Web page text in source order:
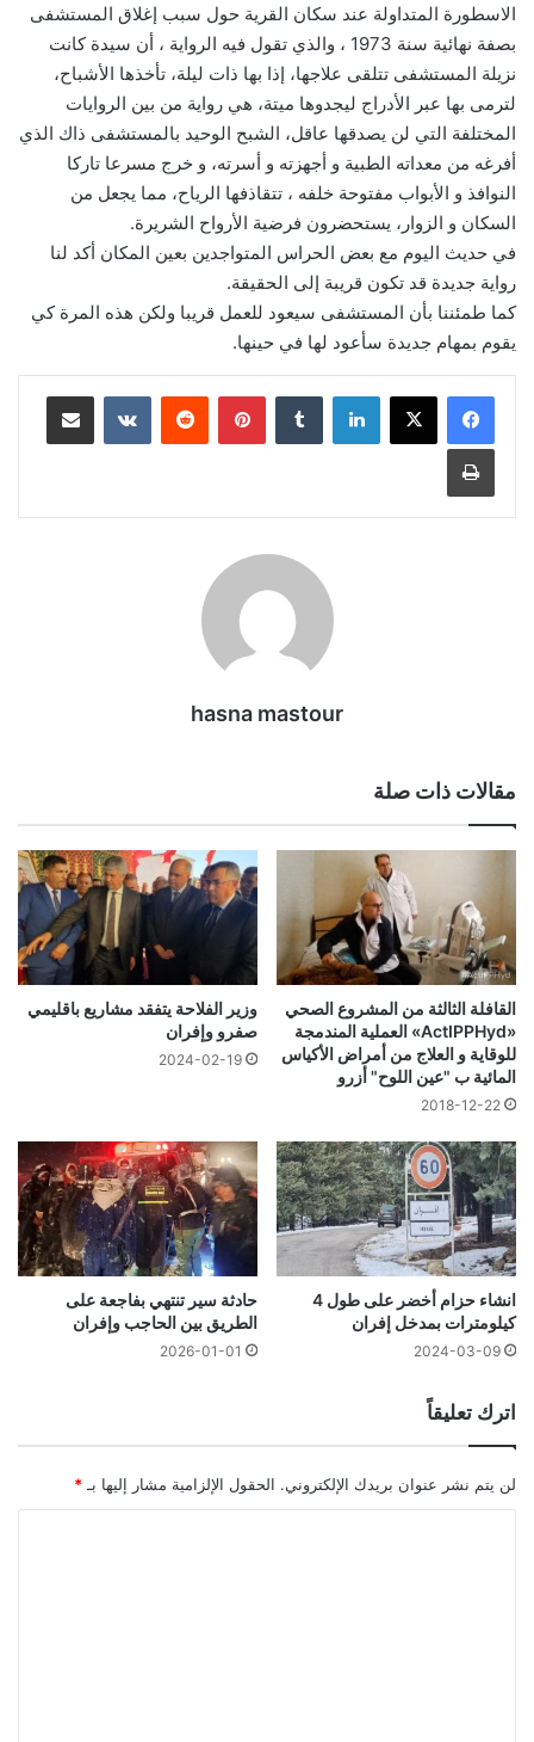
الاسطورة المتداولة عند سكان القرية حول سبب إغلاق المستشفى
بصفة نهائية سنة 1973 ، والذي تقول فيه الرواية ، أن سيدة كانت
نزيلة المستشفى تتلقى علاجها، إذا بها ذات ليلة، تأخذها الأشباح،
لترمى بها عبر الأدراج ليجدوها ميتة، هي رواية من بين الروايات
المختلفة التي لن يصدقها عاقل، الشبح الوحيد بالمستشفى ذاك الذي
أفرغه من معداته الطبية و أجهزته و أسرته، و خرج مسرعا تاركا
النوافذ و الأبواب مفتوحة خلفه ، تتقاذفها الرياح، مما يجعل من
السكان و الزوار، يستحضرون فرضية الأرواح الشريرة.
في حديث اليوم مع بعض الحراس المتواجدين بعين المكان أكد لنا
رواية جديدة قد تكون قريبة إلى الحقيقة.
كما طمئننا بأن المستشفى سيعود للعمل قريبا ولكن هذه المرة كي
يقوم بمهام جديدة سأعود لها في حينها.
لينكدإن بينتيريست مشاركة عبر البريد
طباعة
hasna mastour
مقالات ذات صلة
القافلة الثالثة من المشروع الصحي
«ActIPPHyd» العملية المندمجة
للوقاية و العلاج من أمراض الأكياس
المائية ب "عين اللوح" أزرو
2018-12-22
وزير الفلاحة يتفقد مشاريع باقليمي
صفرو وإفران
2024-02-19
انشاء حزام أخضر على طول 4
كيلومترات بمدخل إفران
2024-03-09
حادثة سير تنتهي بفاجعة على
الطريق بين الحاجب وإفران
2026-01-01
اترك تعليقاً
لن يتم نشر عنوان بريدك الإلكتروني. الحقول الإلزامية مشار إليها بـ *